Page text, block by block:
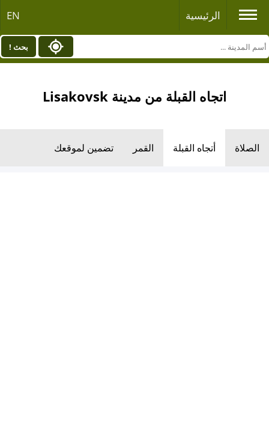
الرئيسية EN
بحث !
اتجاه القبلة من مدينة Lisakovsk
الصلاة أتجاه القبلة القمر تضمين لموقعك